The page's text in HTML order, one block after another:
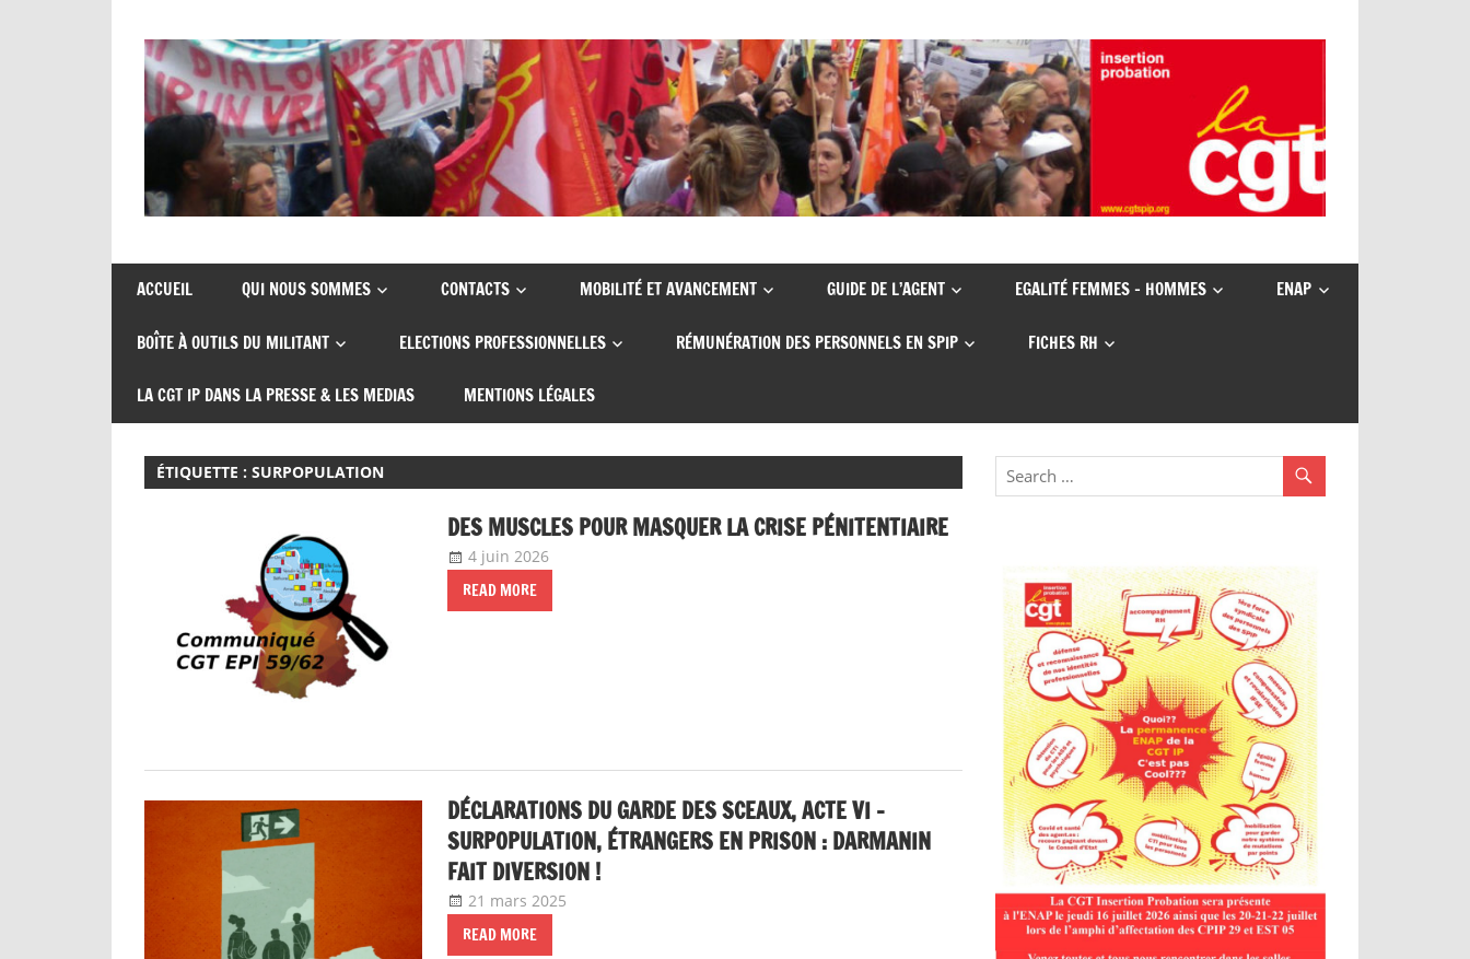
content
CGT
insertion
probation
de
syndicats
insertion
ACCUEIL QUI NOUS SOMMES CONTACTS MOBILITÉ ET AVANCEMENT GUIDE DE L’AGENT EGALITÉ FEMMES – HOMMES ENAP
BOÎTE À OUTILS DU MILITANT ELECTIONS PROFESSIONNELLES RÉMUNÉRATION DES PERSONNELS EN SPIP FICHES RH
LA CGT IP DANS LA PRESSE & LES MEDIAS MENTIONS LÉGALES
ÉTIQUETTE :SURPOPULATION
DES MUSCLES POUR MASQUER LA CRISE PÉNITENTIAIRE
4 juin 2026
READ MORE
DÉCLARATIONS DU GARDE DES SCEAUX, ACTE VI -
SURPOPULATION, ÉTRANGERS EN PRISON : DARMANIN
FAIT DIVERSION !
21 mars 2025
READ MORE